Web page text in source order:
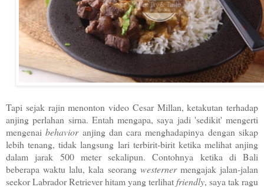
Tapi sejak rajin menonton video Cesar Millan, ketakutan terhadap
anjing perlahan sirna. Entah mengapa, saya jadi 'sedikit' mengerti
mengenaibehavior anjing dan cara menghadapinya dengan sikap
lebih tenang, tidak langsung lari terbirit-birit ketika melihat anjing
dalam jarak 500 meter sekalipun. Contohnya ketika di Bali
beberapa waktu lalu, kala seorang westerner mengajak jalan-jalan
seekor Labrador Retriever hitam yang terlihatfriendly, saya tak ragu